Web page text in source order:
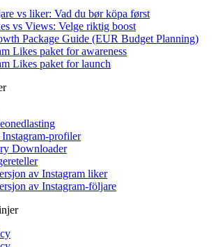
vs liker: Vad du bør köpa først
vs Views: Velge riktig boost
Package Guide (EUR Budget Planning)
Likes paket for awareness
Likes paket for launch
profiler
Downloader
av Instagram liker
av Instagram-följare